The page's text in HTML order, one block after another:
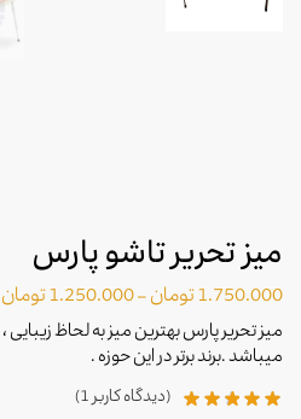
میز تحریر تاشو پارس
1.750.000تومان–
1.250.000تومان
میز تحریر پارس بهترین میز به لحاظ
میباشد .برند برتر در این حوزه .
(دیدگاه کاربر1
)